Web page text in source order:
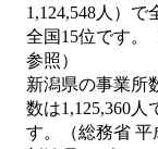
1,124,548人）で
全国15位です。
参照）
新潟県の事業所
数は1,125,360
す。（総務省 平